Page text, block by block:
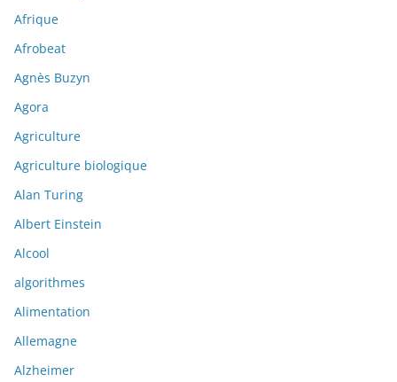
Afrique
Afrobeat
Agnès Buzyn
Agora
Agriculture
Agriculture biologique
Alan Turing
Albert Einstein
Alcool
algorithmes
Alimentation
Allemagne
Alzheimer